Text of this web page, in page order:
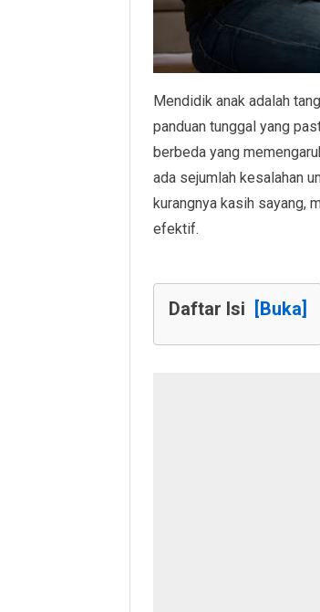
Mendidik anak adalah
panduan tunggal yang
berbeda yang
ada sejumlah kesalahan
kurangnya kasih sayang,
efektif.
Daftar Isi [Buka]